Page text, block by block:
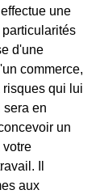
une
d'une
commerce,
risques qui lui
sera en
un
votre
Il
aux